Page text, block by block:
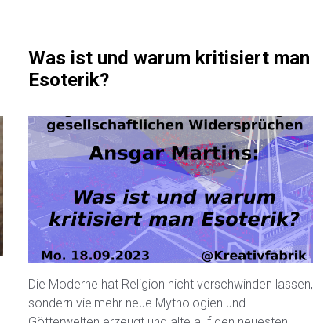
Was ist und warum kritisiert man
Esoterik?
Die Moderne hat Religion nicht verschwinden lassen,
sondern vielmehr neue Mythologien und